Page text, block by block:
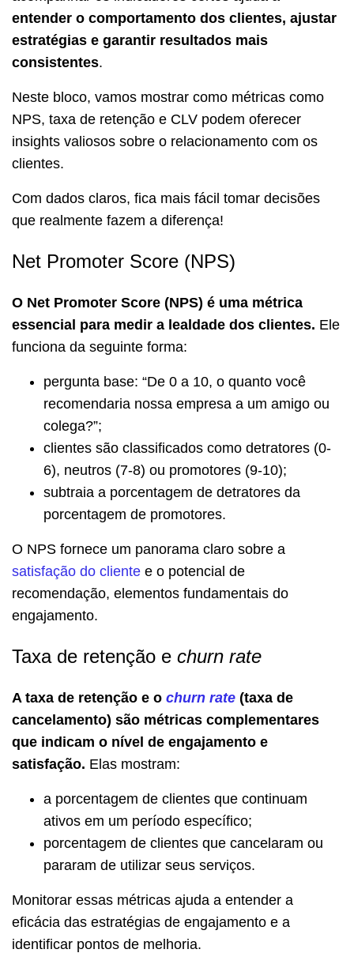
entender o comportamento dos clientes, ajustar
estratégias e garantir resultados mais
consistentes.
Neste bloco, vamos mostrar como métricas como
NPS, taxa de retenção e CLV podem oferecer
insights valiosos sobre o relacionamento com os
clientes.
Com dados claros, fica mais fácil tomar decisões
que realmente fazem a diferença!
Net Promoter Score (NPS)
O Net Promoter Score (NPS) é uma métrica
essencial para medir a lealdade dos clientes. Ele
funciona da seguinte forma:
pergunta base: “De 0 a 10, o quanto você
recomendaria nossa empresa a um amigo ou
colega?”;
clientes são classificados como detratores (0-
6), neutros (7-8) ou promotores (9-10);
subtraia a porcentagem de detratores da
porcentagem de promotores.
O NPS fornece um panorama claro sobre a
satisfação do cliente e o potencial de
recomendação, elementos fundamentais do
engajamento.
Taxa de retenção e churn rate
A taxa de retenção e o churn rate (taxa de
cancelamento) são métricas complementares
que indicam o nível de engajamento e
satisfação. Elas mostram:
a porcentagem de clientes que continuam
ativos em um período específico;
porcentagem de clientes que cancelaram ou
pararam de utilizar seus serviços.
Monitorar essas métricas ajuda a entender a
eficácia das estratégias de engajamento e a
identificar pontos de melhoria.